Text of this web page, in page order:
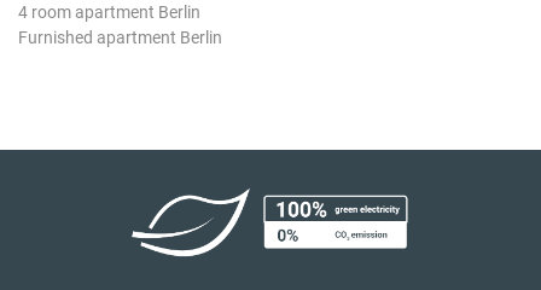
4 room apartment Berlin
Furnished apartment Berlin